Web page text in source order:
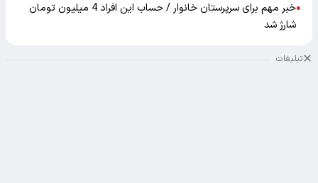
●
خبر مهم برای سرپرستان خانوار / حساب این افراد 4 میلیون تومان
شارژ شد
تبلیغات